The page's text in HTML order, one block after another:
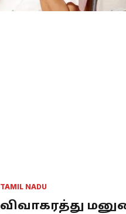
TAMIL NADU
விவாகரத்து